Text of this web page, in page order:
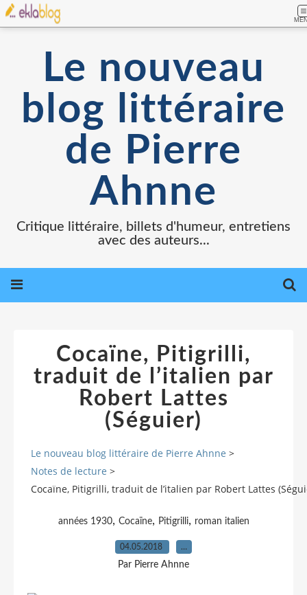
Le nouveau
blog littéraire
de Pierre
Ahnne
Critique littéraire, billets d'humeur, entretiens
avec des auteurs...
Cocaïne, Pitigrilli,
traduit de l’italien par
Robert Lattes
(Séguier)
Le nouveau blog littéraire de Pierre Ahnne >
Notes de lecture >
Cocaïne, Pitigrilli, traduit de l’italien par Robert Lattes
années 1930, Cocaïne, Pitigrilli, roman italien
04.05.2018 …
Par Pierre Ahnne